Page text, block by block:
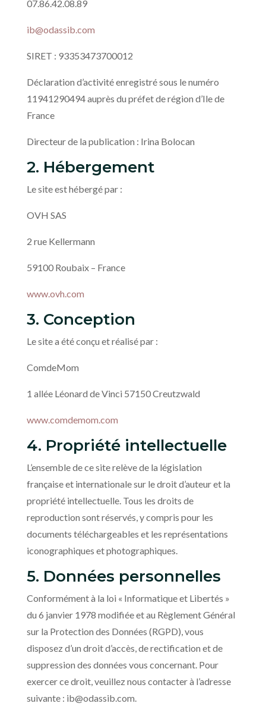
07.86.42.08.89
ib@odassib.com
SIRET : 93353473700012
Déclaration d’activité enregistré sous le numéro
11941290494 auprès du préfet de région d’Ile de
France
Directeur de la publication : Irina Bolocan
2. Hébergement
Le site est hébergé par :
OVH SAS
2 rue Kellermann
59100 Roubaix – France
www.ovh.com
3. Conception
Le site a été conçu et réalisé par :
ComdeMom
1 allée Léonard de Vinci 57150 Creutzwald
www.comdemom.com
4. Propriété intellectuelle
L’ensemble de ce site relève de la législation
française et internationale sur le droit d’auteur et la
propriété intellectuelle. Tous les droits de
reproduction sont réservés, y compris pour les
documents téléchargeables et les représentations
iconographiques et photographiques.
5. Données personnelles
Conformément à la loi « Informatique et Libertés »
du 6 janvier 1978 modifiée et au Règlement Général
sur la Protection des Données (RGPD), vous
disposez d’un droit d’accès, de rectification et de
suppression des données vous concernant. Pour
exercer ce droit, veuillez nous contacter à l’adresse
suivante : ib@odassib.com.